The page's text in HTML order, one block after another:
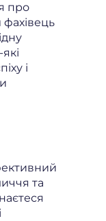
про
і
та